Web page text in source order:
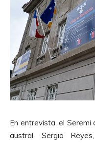
En entrevista, el Seremi
austral, Sergio